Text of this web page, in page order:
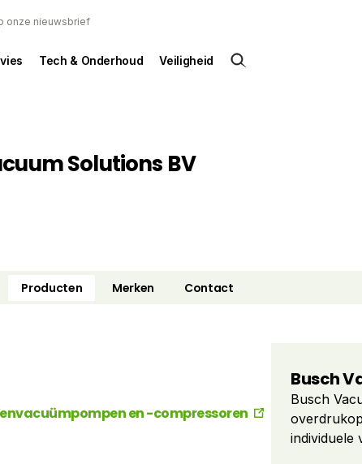
onze nieuwsbrief
Tech & Onderhoud Veiligheid
Solutions BV
Producten Merken Contact
en -compressoren
Busch
Busch
individuele